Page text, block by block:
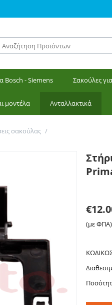
Bosch - Siemens Σακούλες
μοντέλα Ανταλλακτικά
σακούλας /
€
(με ΦΠΑ)